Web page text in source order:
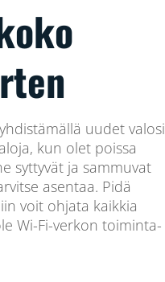
uudet valosi
kun olet poissa
syttyvät ja sammuvat
asentaa. Pidä
voit ohjata kaikkia
Wi-Fi-verkon toiminta-